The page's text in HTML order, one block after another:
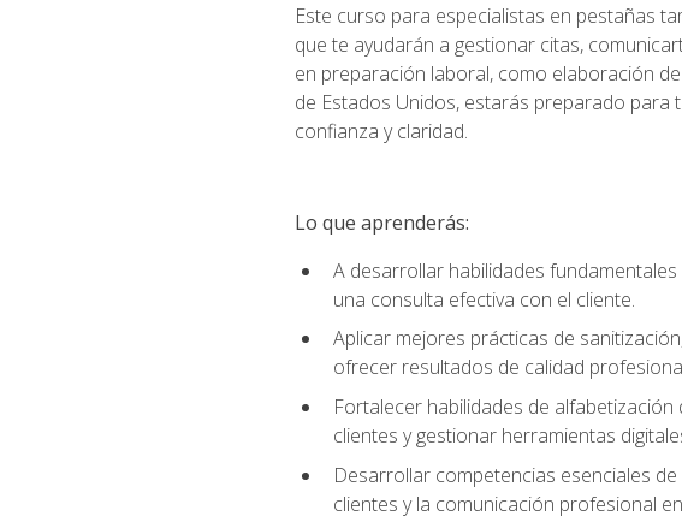
Este curso para especialistas en pestañas
que te ayudarán a gestionar citas,
en preparación laboral, como elaboración
de Estados Unidos, estarás preparado
confianza y claridad.
Lo que aprenderás:
A desarrollar habilidades
una consulta efectiva con el cliente.
Aplicar mejores prácticas de
ofrecer resultados de calidad
Fortalecer habilidades de
clientes y gestionar herramientas
Desarrollar competencias esenciales
clientes y la comunicación profesional